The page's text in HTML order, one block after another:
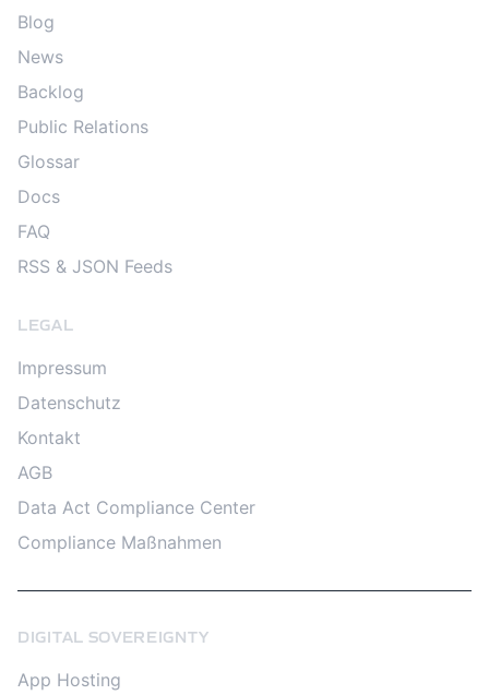
Blog
News
Backlog
Public Relations
Glossar
Docs
FAQ
RSS & JSON Feeds
LEGAL
Impressum
Datenschutz
Kontakt
AGB
Data Act Compliance Center
Compliance Maßnahmen
DIGITAL SOVEREIGNTY
App Hosting